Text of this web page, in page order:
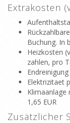
Extrakosten
Buchung. In
Heizkosten
zahlen, pro
Elektrizitaet
Klimaanlage
1,65 EUR
Zusätzlicher